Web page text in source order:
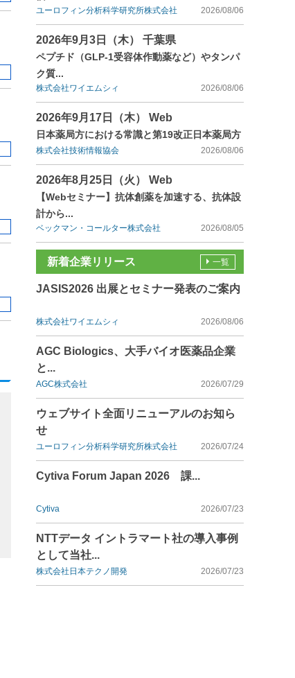
ユーロフィン分析科学研究所株式会社 2026/08/06
2026年9月3日（木） 千葉県
ペプチド（GLP-1受容体作動薬など）やタンパ
ク質...
株式会社ワイエムシィ 2026/08/06
2026年9月17日（木） Web
日本薬局方における常識と第19改正日本薬局方
株式会社技術情報協会 2026/08/06
2026年8月25日（火） Web
【Webセミナー】抗体創薬を加速する、抗体設
計から...
ベックマン・コールター株式会社 2026/08/05
新着企業リリース
JASIS2026 出展とセミナー発表のご案内
株式会社ワイエムシィ 2026/08/06
AGC Biologics、大手バイオ医薬品企業
と...
AGC株式会社 2026/07/29
ウェブサイト全面リニューアルのお知ら
せ
ユーロフィン分析科学研究所株式会社 2026/07/24
Cytiva Forum Japan 2026 課...
Cytiva 2026/07/23
NTTデータ イントラマート社の導入事例
として当社...
株式会社日本テクノ開発 2026/07/23
一覧